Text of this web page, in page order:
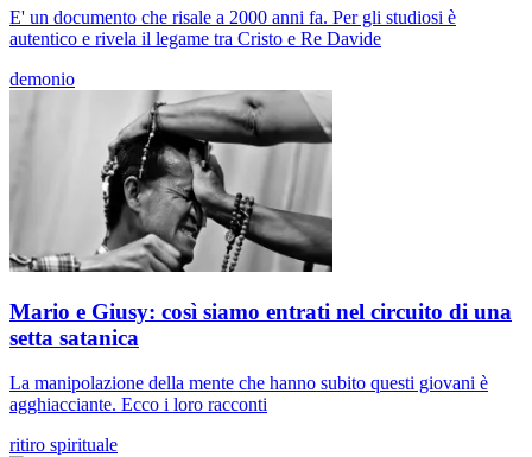
E' un documento che risale a 2000 anni fa. Per gli studiosi è
autentico e rivela il legame tra Cristo e Re Davide
demonio
Mario e Giusy: così siamo entrati nel circuito di una
setta satanica
La manipolazione della mente che hanno subito questi giovani è
agghiacciante. Ecco i loro racconti
ritiro spirituale